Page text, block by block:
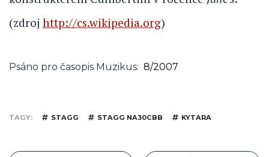
(zdroj http://cs.wikipedia.org)
Psáno pro časopis Muzikus 8/2007
TAGY STAGG STAGG NA30CBB KYTARA